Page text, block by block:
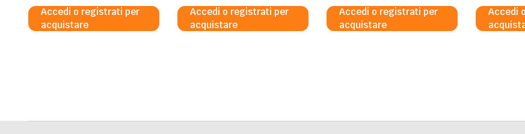
Accedi o registrati per
acquistare
Accedi o registrati per
acquistare
Accedi o registrati per
acquistare
Accedi